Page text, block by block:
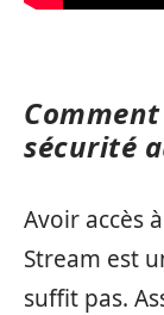
sécurité
Avoir accès
Stream est
suffit pas.